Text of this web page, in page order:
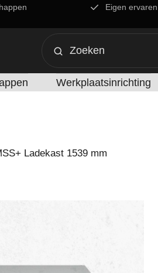
Eigen
Werkplaatsinrichting
Ladekast 1539 mm